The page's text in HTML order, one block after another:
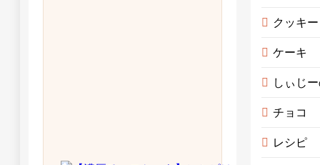
クッキー
ケーキ
しぃじ
チョコ
レシピ